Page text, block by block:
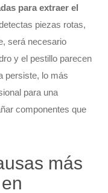
para extraer el
piezas rotas,
será necesario
y el pestillo parecen
persiste, lo más
para una
componentes que
más